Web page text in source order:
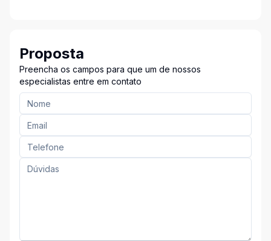
Proposta
Preencha os campos para que um de nossos
especialistas entre em contato